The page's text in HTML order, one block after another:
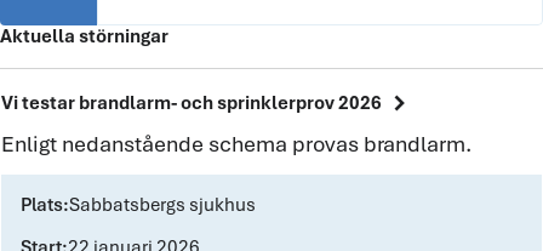
Aktuella störningar
Vi testar brandlarm- och sprinklerprov 2026 chevron_right
Enligt nedanstående schema provas brandlarm.
Plats:Sabbatsbergs sjukhus